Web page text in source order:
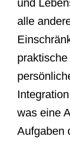
und
alle
was eine
Aufgaben